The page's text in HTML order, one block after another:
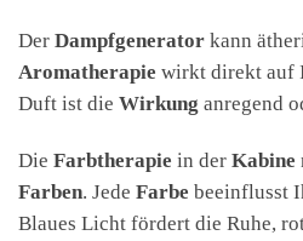
Der Dampfgenerator kann
Aromatherapie wirkt direkt auf
Duft ist die Wirkung anregend
Die Farbtherapie in der Kabine
Farben. Jede Farbe beeinflusst
Blaues Licht fördert die Ruhe,